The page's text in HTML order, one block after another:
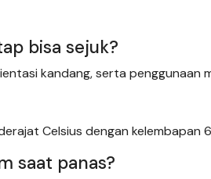
bisa sejuk?
kandang, serta penggunaan
Celsius dengan kelembapan
saat panas?